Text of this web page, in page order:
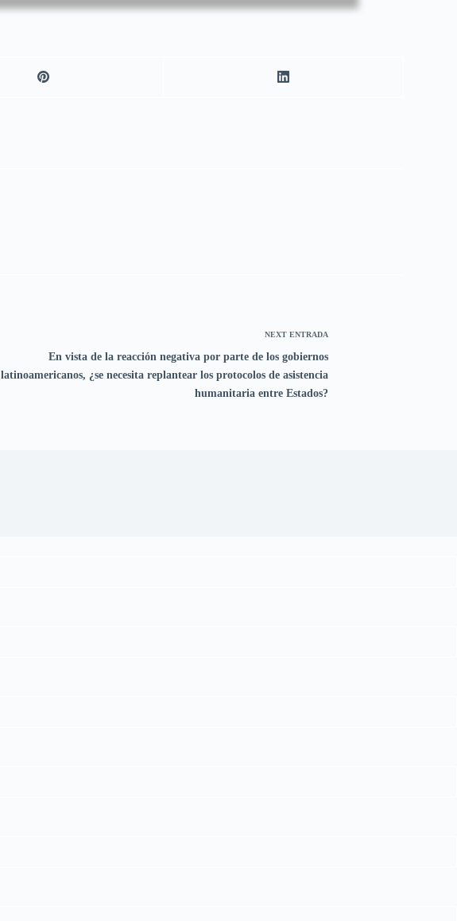
NEXT ENTRADA
En vista de la reacción negativa por parte de los gobiernos
latinoamericanos, ¿se necesita replantear los protocolos de asistencia
humanitaria entre Estados?